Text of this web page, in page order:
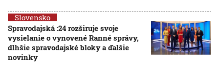
Slovensko
Spravodajská :24 rozširuje svoje
vysielanie o vynovené Ranné správy,
dlhšie spravodajské bloky a ďalšie
novinky